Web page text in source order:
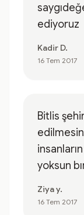
ediyoruz
Kadir D.
16 Tem 2017
Bitlis
yoksun
Ziya y.
16 Tem 2017